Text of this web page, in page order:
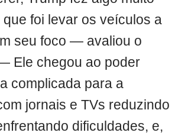
que foi levar os veículos a
seu foco — avaliou o
Ele chegou ao poder
complicada para a
jornais e TVs reduzindo
dificuldades, e,